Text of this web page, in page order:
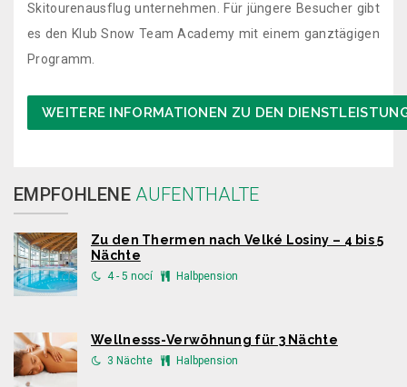
Skitourenausflug unternehmen. Für jüngere Besucher gibt
es den Klub Snow Team Academy mit einem ganztägigen
Programm.
WEITERE INFORMATIONEN ZU DEN
EMPFOHLENE AUFENTHALTE
Zu den Thermen nach Velké Losiny – 4 bis 5
Nächte
4 - 5 nocí Halbpension
Wellnesss-Verwöhnung für 3 Nächte
3 Nächte Halbpension